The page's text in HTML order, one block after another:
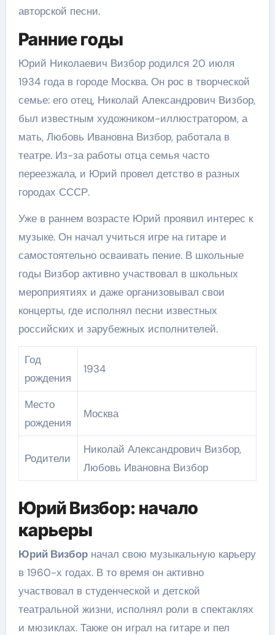
авторской песни.
Ранние годы
Юрий Николаевич Визбор родился 20 июля
1934 года в городе Москва. Он рос в творческой
семье: его отец, Николай Александрович Визбор,
был известным художником-иллюстратором, а
мать, Любовь Ивановна Визбор, работала в
театре. Из-за работы отца семья часто
переезжала, и Юрий провел детство в разных
городах СССР.
Уже в раннем возрасте Юрий проявил интерес к
музыке. Он начал учиться игре на гитаре и
самостоятельно осваивать пение. В школьные
годы Визбор активно участвовал в школьных
мероприятиях и даже организовывал свои
концерты, где исполнял песни известных
российских и зарубежных исполнителей.
Год
рождения
1934
Место
рождения
Москва
Родители
Николай Александрович Визбор,
Любовь Ивановна Визбор
Юрий Визбор: начало
карьеры
Юрий Визборначал свою музыкальную карьеру
в 1960-х годах. В то время он активно
участвовал в студенческой и детской
театральной жизни, исполнял роли в спектаклях
и мюзиклах. Также он играл на гитаре и пел